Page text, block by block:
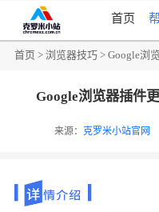
首页
首页 >浏览器技巧 > Google浏
Google浏览器插件
来源：克罗米小站官网